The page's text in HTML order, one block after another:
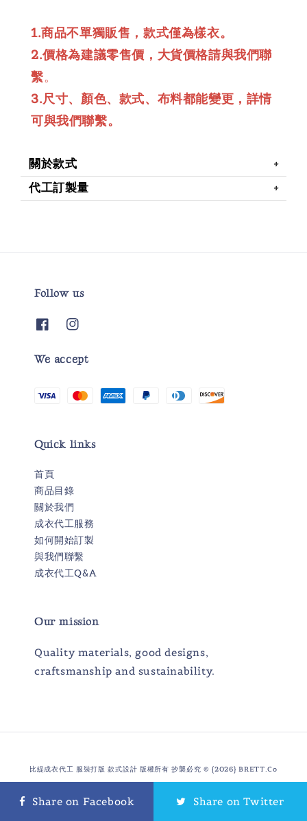
1.商品不單獨販售，款式僅為樣衣。
2.價格為建議零售價，大貨價格請與我們聯
繫。
3.尺寸、顏色、款式、布料都能變更，詳情
可與我們聯繫。
關於款式
代工訂製量
Follow us
We accept
Quick links
首頁
商品目錄
關於我們
成衣代工服務
如何開始訂製
與我們聯繫
成衣代工Q&A
Our mission
Quality materials, good designs,
craftsmanship and sustainability.
比緹成衣代工 服裝打版 款式設計 版權所有 抄襲必究 © {2026} BRETT.Co
Share on Facebook Share on Twitter